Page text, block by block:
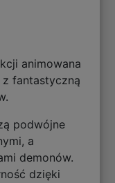
animowana
z fantastyczną
podwójne
a
demonów.
dzięki